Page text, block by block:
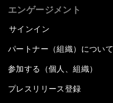
エンゲージメント
サインイン
パートナー（組織）について
参加する（個人、組織）
プレスリリース登録